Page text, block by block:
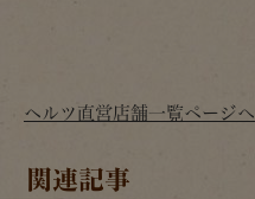
ヘルツ直営店舗一覧ページへ
関連記事